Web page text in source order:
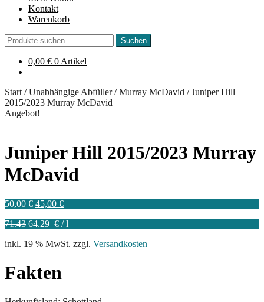
Kontakt
Warenkorb
Suchen
nach:
Suchen
0,00 € 0 Artikel
Start /Unabhängige Abfüller/Murray McDavid /Juniper Hill
2015/2023 Murray McDavid
Angebot!
Juniper Hill 2015/2023 Murray
McDavid
50,00€ Ursprünglicher
war:
45,00 €Aktueller
ist:
71.43 64.29 € /l
inkl. 19 % MwSt. zzgl. Versandkosten
Fakten